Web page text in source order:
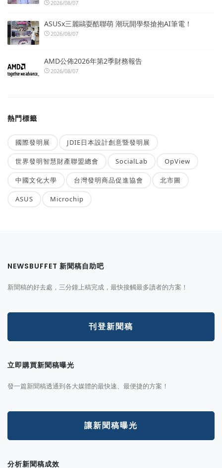
2026/08/07
ASUSx三麗鷗耍酷聯萌 潮玩開學祭搶抱AI筆電！
2026/08/07
AMD公佈2026年第2季財務報告
2026/08/07
熱門標籤
國際發明展 JDIE日本設計創意暨發明展
世界發明智慧財產聯盟總會 SocialLab OpView
中國文化大學 台灣發明商品促進協會 北市圖
ASUS Microchip
NEWSBUFFET 新聞稿自助吧
新聞稿的好去處，三分鐘上稿完成，最快接觸最多讀者的方案！
刊登新聞稿
立即購買新聞稿曝光
發一篇新聞稿透通到各大媒體的最快速、最便捷的方案！
讓新聞稿曝光
分析新聞稿成效